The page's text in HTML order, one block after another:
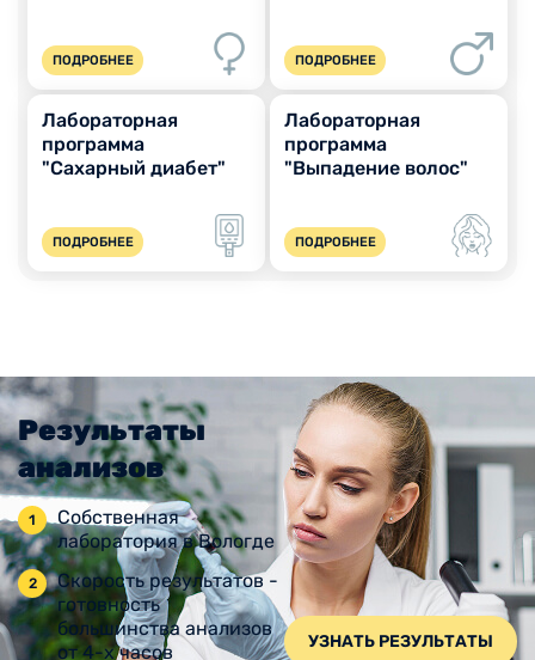
ПОДРОБНЕЕ ПОДРОБНЕЕ
Лабораторная
программа
"Сахарный диабет"
ПОДРОБНЕЕ
Лабораторная
программа
"Выпадение волос"
ПОДРОБНЕЕ
Результаты
анализов
Собственная
лаборатория в Вологде
Скорость результатов -
готовность
большинства анализов
от 4-х часов
УЗНАТЬ РЕЗУЛЬТАТЫ